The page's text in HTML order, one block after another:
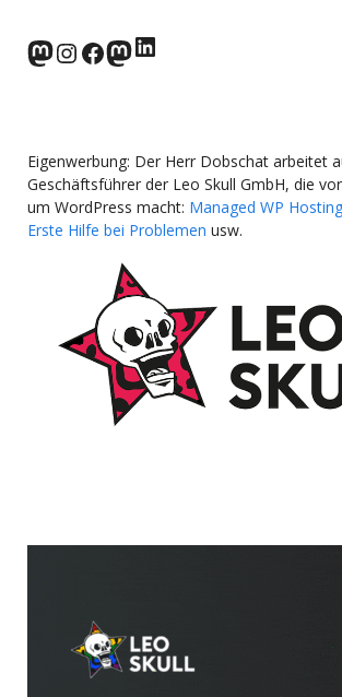
norden.social
Instagram
Facebook
wp-punks.social
LinkedIn
Eigenwerbung: Der Herr Dobschat arbeitet
Geschäftsführer der Leo Skull GmbH, die
um WordPress macht: Managed WP Hosting
Erste Hilfe bei Problemen usw.